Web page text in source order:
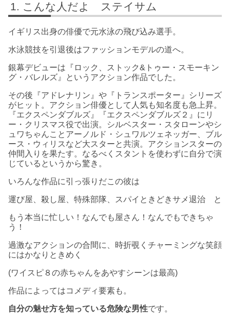
こんな人だよ ステイサム
イギリス出身の俳優で元水泳の飛び込み選手。
水泳競技を引退後はファッションモデルの道へ。
銀幕デビューは『ロック、ストック&トゥー・スモーキン
グ・バレルズ』というアクション作品でした。
その後『アドレナリン』や『トランスポーター』シリーズ
がヒット。アクション俳優として人気も知名度も急上昇。
『エクスペンダブルズ』『エクスペンダブルズ２』にリ
ー・クリスマス役で出演。シルベスター・スタローンやシ
ュワちゃんことアーノルド・シュワルツェネッガー、ブル
ース・ウィリスなど大スターと共演。アクションスターの
仲間入りを果たす。なるべくスタントを使わずに自分で演
じているというから驚き。
いろんな作品に引っ張りだこの彼は
運び屋、殺し屋、特殊部隊、スパイときどきサメ退治 と
もう本当に忙しい！なんでも屋さん！なんでもできちゃ
う！
過激なアクションの合間に、時折覗くチャーミングな笑顔
にはかなりときめく
(ワイスピ８の赤ちゃんをあやすシーンは最高)
作品によってはコメディ要素も。
自分の魅せ方を知っている危険な男性です。